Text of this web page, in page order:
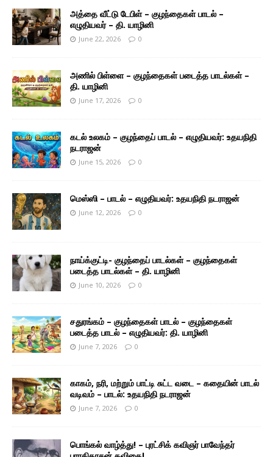
அத்தை வீட்டு டேபிள் – குழந்தைகள் பாடல் –
எழுதியவர் – தி. யாழினி
June 22, 2026 0
அணில் பிள்ளை – குழந்தைகள் படைத்த பாடல்கள் –
தி. யாழினி
June 17, 2026 0
கடல் உலகம் – குழந்தைப் பாடல் – எழுதியவர்: உதயநிதி
நடராஜன்
June 15, 2026 0
மெஸ்ஸி – பாடல் – எழுதியவர்: உதயநிதி நடராஜன்
June 12, 2026 0
நாய்க்குட்டி- குழந்தைப் பாடல்கள் – குழந்தைகள்
படைத்த பாடல்கள் – தி. யாழினி
June 10, 2026 0
சதுரங்கம் – குழந்தைகள் பாடல் – குழந்தைகள்
படைத்த பாடல் – எழுதியவர்: தி. யாழினி
June 7, 2026 0
காகம், நரி, மற்றும் பாட்டி சுட்ட வடை – கதையின் பாடல்
வடிவம் – பாடல்: உதயநிதி நடராஜன்
June 7, 2026 0
பொங்கல் வாழ்த்து! – புரட்சிக் கவிஞர் பாவேந்தர்